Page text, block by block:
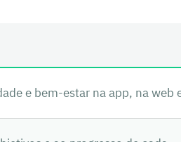
e bem-estar na app, na web